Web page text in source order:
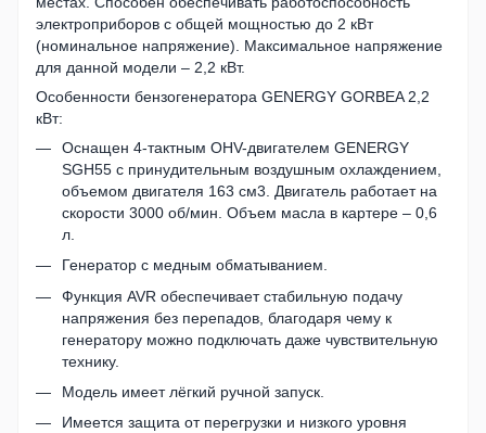
электроприборов с общей мощностью до 2 кВт
(номинальное напряжение). Максимальное напряжение
для данной модели – 2,2 кВт.
Особенности бензогенератора GENERGY GORBEA 2,2
кВт:
Оснащен 4-тактным OHV-двигателем GENERGY
SGH55 с принудительным воздушным охлаждением,
объемом двигателя 163 см3. Двигатель работает на
скорости 3000 об/мин. Объем масла в картере – 0,6
л.
Генератор с медным обматыванием.
Функция AVR обеспечивает стабильную подачу
напряжения без перепадов, благодаря чему к
генератору можно подключать даже чувствительную
технику.
Модель имеет лёгкий ручной запуск.
Имеется защита от перегрузки и низкого уровня